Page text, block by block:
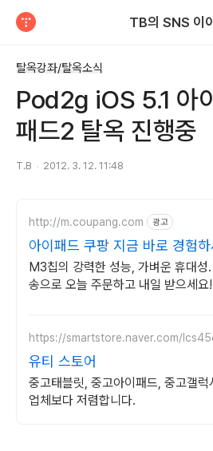
TB의 SNS 이
탈옥강좌/탈옥소식
Pod2g iOS 5.1 아
패드2 탈옥 진행중
T.B 2012. 3. 12. 11:48
http://m.coupang.com 광고
아이패드 쿠팡 지금 바로 경험하
M3칩의 강력한 성능, 가벼운 휴대성
송으로 오늘 주문하고 내일 받으세요!
https://smartstore.naver.com/
유티 스토어
중고태블릿, 중고아이패드, 중고갤
업체보다 저렴합니다.